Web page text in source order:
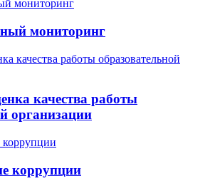
мониторинг
качества работы
организации
коррупции